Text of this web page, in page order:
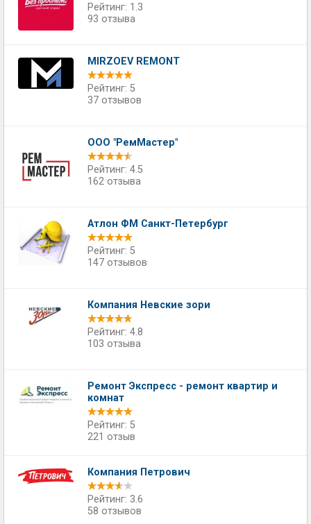
Рейтинг: 1.3
93 отзыва
MIRZOEV REMONT
Рейтинг: 5
37 отзывов
ООО "РемМастер"
Рейтинг: 4.5
162 отзыва
Атлон ФМ Санкт-Петербург
Рейтинг: 5
147 отзывов
Компания Невские зори
Рейтинг: 4.8
103 отзыва
Ремонт Экспресс - ремонт квартир и
комнат
Рейтинг: 5
221 отзыв
Компания Петрович
Рейтинг: 3.6
58 отзывов